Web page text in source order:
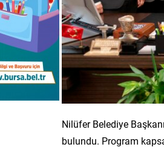
Nilüfer Belediye
bulundu. Program